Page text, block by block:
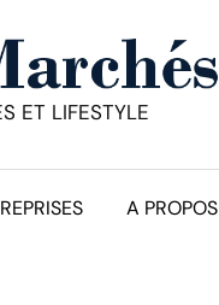
ET LIFESTYLE
A PROPOS